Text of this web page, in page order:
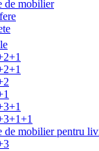
de mobilier
de mobilier pentru